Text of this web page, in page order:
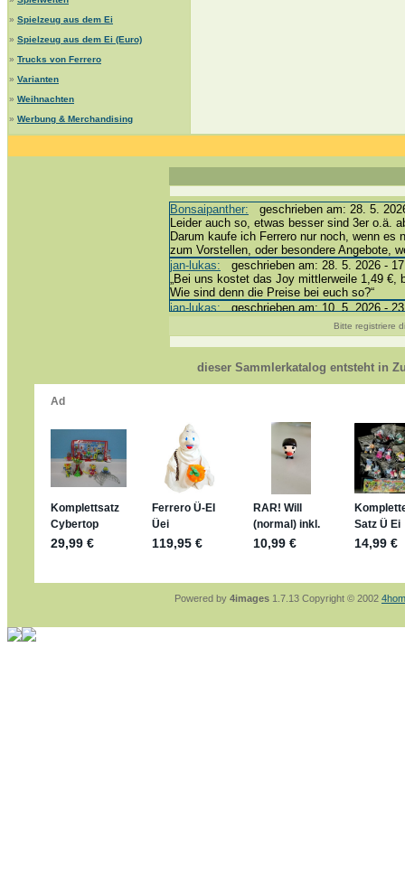
» Spielzeug aus dem Ei
» Spielzeug aus dem Ei (Euro)
» Trucks von Ferrero
» Varianten
» Weihnachten
» Werbung & Merchandising
Bonsaipanther: geschrieben am: 28. 5.
Leider auch so, etwas besser sind 3er o.ä.
Darum kaufe ich Ferrero nur noch, wenn es
zum Vorstellen, oder besondere Angebote,
jan-lukas: geschrieben am: 28. 5. 2026 -
„Bei uns kostet das Joy mittlerweile 1,49 €,
Wie sind denn die Preise bei euch so?“
jan-lukas:geschrieben am: 10. 5. 2026 -
Bonsaipanther:geschrieben am: 10. 5.
@ Harald
https://www.ue-ei-portal-
Dein Enkel sollte zur Strafe die nächsten 3
Für die Figuren VC307, 310, 318 und 326
mein Enkel hat die leider weggeworfen
jan-lukas:
geschrieben am: 29. 4. 2026 -
https://www.ferrero-
sammelspass.de/einladung/
jan-lukas:
geschrieben am: 28. 4. 2026 -
stimmt, jetzt fällt es mir auch ein
geschrieben am: 28. 4.
So habe ich das in Erinnerung ... oder?
jan-lukas:geschrieben am: 28. 4. 2026 -
Bitte registriere
dieser Sammlerkatalog entsteht in
Powered by 4images 1.7.13 Copyright © 2002